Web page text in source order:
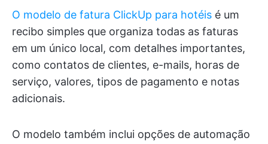
O modelo de fatura ClickUp para hotéis é um
recibo simples que organiza todas as faturas
em um único local, com detalhes importantes,
como contatos de clientes, e-mails, horas de
serviço, valores, tipos de pagamento e notas
adicionais.
O modelo também inclui opções de automação